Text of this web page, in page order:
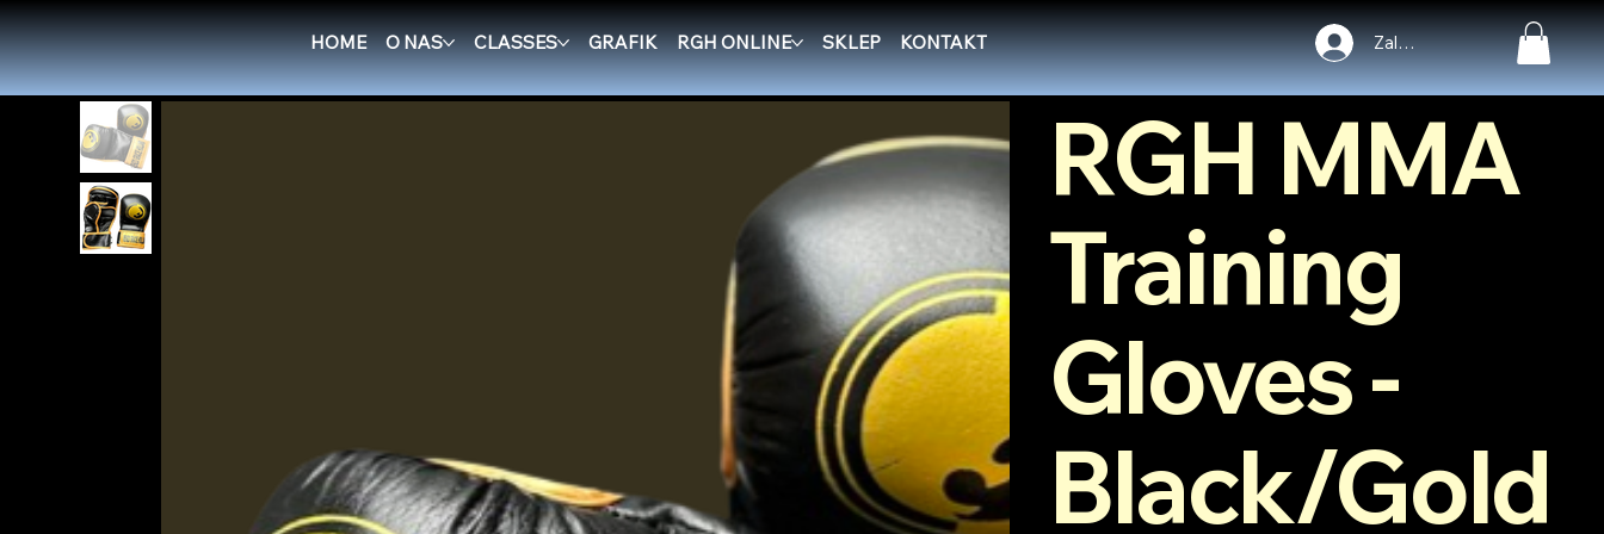
HOME O NAS CLASSES GRAFIK RGH ONLINE SKLEP KONTAKT Zaloguj się
New Page >RGH MMA Training Gloves - Black/Gold Poprzedni Dalej
RGH MMA
Training
Gloves -
Black/Gold